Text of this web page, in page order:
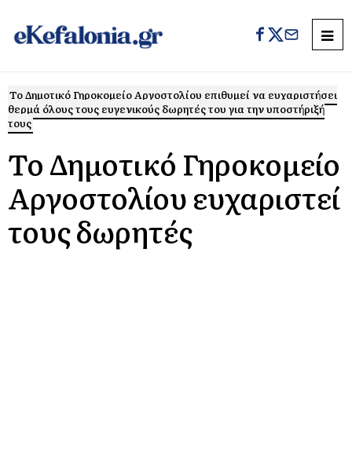
Το Δημοτικό Γηροκομείο Αργοστολίου επιθυμεί να ευχαριστήσει
θερμά όλους τους ευγενικούς δωρητές του για την υποστήριξή
τους
Το Δημοτικό Γηροκομείο
Αργοστολίου ευχαριστεί
τους δωρητές